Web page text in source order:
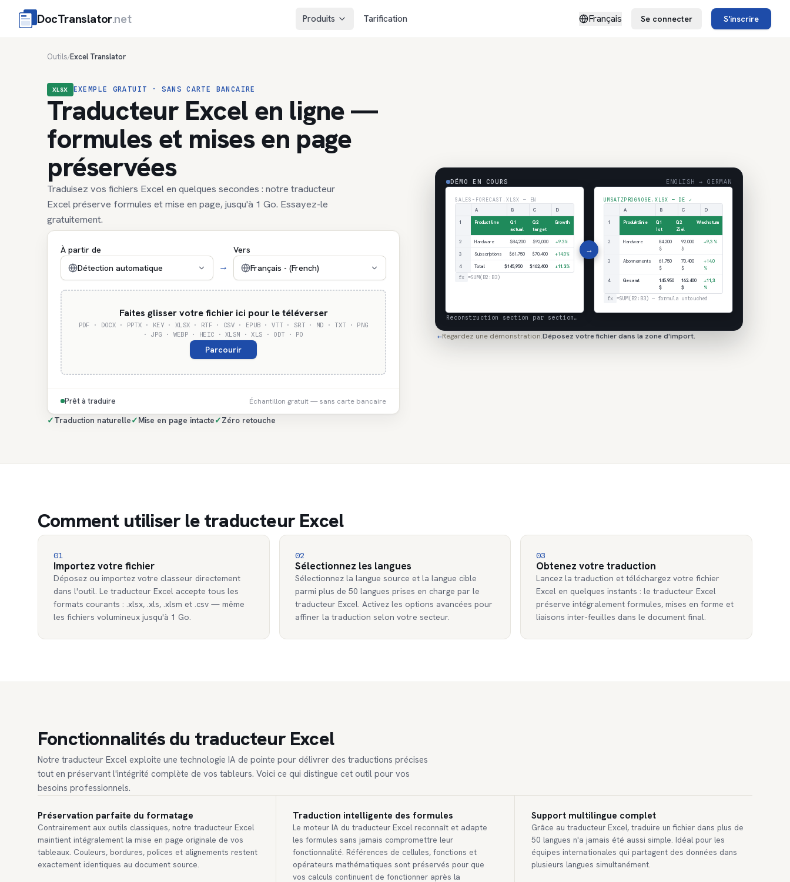
DocTranslator.net Produits Tarification Français Se connecter S'inscrire
Outils/Excel Translator
XLSX EXEMPLE GRATUIT · SANS CARTE BANCAIRE
Traducteur Excel en ligne —
formules et mises en page
préservées
Traduisez vos fichiers Excel en quelques secondes : notre traducteur
Excel préserve formules et mise en page, jusqu'à 1 Go. Essayez-le
gratuitement.
À partir de
Détection automatique
→
Vers
Français - (French)
Faites glisser votre fichier ici pour le téléverser
PDF · DOCX · PPTX · KEY · XLSX · RTF · CSV · EPUB · VTT · SRT · MD · TXT · PNG
· JPG · WEBP · HEIC · XLSM · XLS · ODT · PO
Parcourir
Prêt à traduire Échantillon gratuit — sans carte bancaire
✓Traduction naturelle✓Mise en page intacte✓Zéro retouche
DÉMO EN COURS ENGLISH → GERMAN
SALES-FORECAST.XLSX — EN
A
B C D
1 Product line
Q1
actual
Q2
target
Growth
2 Hardware $84,200 $92,000 +9.3%
3 Subscriptions $61,750 $70,400 +14.0%
4 Total $145,950 $162,400
+11.3%
fx =SUM(B2:B3)
UMSATZPROGNOSE.XLSX — DE ✓
A
B C D
1 Produktlinie
Q1
Ist
Q2
Ziel
Wachstum
2 Hardware
84.200
$
92.000
$
+9,3 %
3 Abonnements
61.750
$
70.400
$
+14,0
%
4 Gesamt
145.950
$
162.400
$
+11,3
%
fx =SUM(B2:B3) — formula untouched
→
Reconstruction section par section…
←Regardez une démonstration.Déposez votre fichier dans la zone d'import.
Comment utiliser le traducteur Excel
01
Importez votre fichier
Déposez ou importez votre classeur directement
dans l'outil. Le traducteur Excel accepte tous les
formats courants : .xlsx, .xls, .xlsm et .csv — même
les fichiers volumineux jusqu'à 1 Go.
02
Sélectionnez les langues
Sélectionnez la langue source et la langue cible
parmi plus de 50 langues prises en charge par le
traducteur Excel. Activez les options avancées pour
affiner la traduction selon votre secteur.
03
Obtenez votre traduction
Lancez la traduction et téléchargez votre fichier
Excel en quelques instants : le traducteur Excel
préserve intégralement formules, mises en forme et
liaisons inter-feuilles dans le document final.
Fonctionnalités du traducteur Excel
Notre traducteur Excel exploite une technologie IA de pointe pour délivrer des traductions précises
tout en préservant l'intégrité complète de vos tableurs. Voici ce qui distingue cet outil pour vos
besoins professionnels.
Préservation parfaite du formatage
Contrairement aux outils classiques, notre traducteur Excel
maintient intégralement la mise en page originale de vos
tableaux. Couleurs, bordures, polices et alignements restent
exactement identiques au document source.
Traduction intelligente des formules
Le moteur IA du traducteur Excel reconnaît et adapte
les formules sans jamais compromettre leur
fonctionnalité. Références de cellules, fonctions et
opérateurs mathématiques sont préservés pour que
vos calculs continuent de fonctionner après la
Support multilingue complet
Grâce au traducteur Excel, traduire un fichier dans plus de
50 langues n'a jamais été aussi simple. Idéal pour les
équipes internationales qui partagent des données dans
plusieurs langues simultanément.